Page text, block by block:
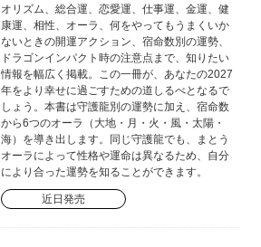
オリズム、総合運、恋愛運、仕事運、金運、健
康運、相性、オーラ、何をやってもうまくいか
ないときの開運アクション、宿命数別の運勢、
ドラゴンインパクト時の注意点まで、知りたい
情報を幅広く掲載。この一冊が、あなたの2027
年をより幸せに過ごすための道しるべとなるで
しょう。本書は守護龍別の運勢に加え、宿命数
から6つのオーラ（大地・月・火・風・太陽・
海）を導き出します。同じ守護龍でも、まとう
オーラによって性格や運命は異なるため、自分
により合った運勢を知ることができます。
近日発売